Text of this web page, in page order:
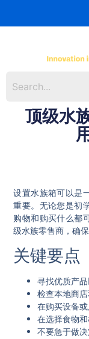
顶级水
设置水族箱可以是
重要。无论您是初
购物和购买什么都
级水族零售商，确
关键要点
寻找优质产
检查本地商
在购买设备
在选择食物
不要急于做